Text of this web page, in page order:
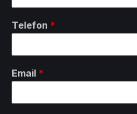
Telefon *
Email *